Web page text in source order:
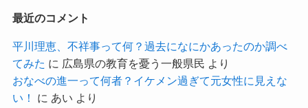
最近のコメント
平川理恵、不祥事って何？過去になにかあったのか調べ
てみた に 広島県の教育を憂う一般県民 より
おなべの進一って何者？イケメン過ぎて元女性に見えな
い！
に あい より